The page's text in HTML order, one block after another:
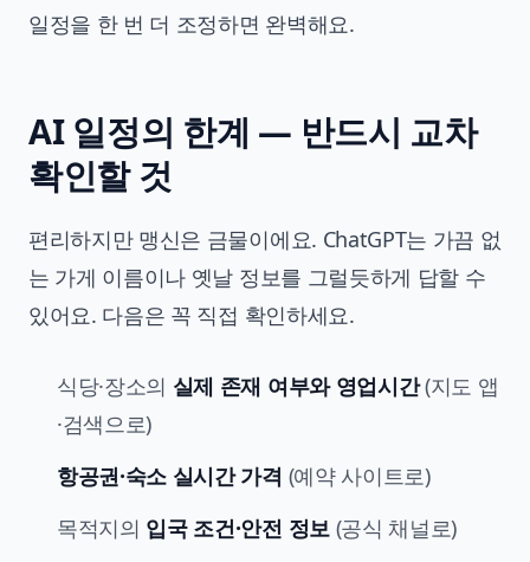
일정을 한 번 더 조정하면 완벽해요.
AI 일정의 한계 — 반드시 교차
확인할 것
편리하지만 맹신은 금물이에요. ChatGPT는 가끔 없
는 가게 이름이나 옛날 정보를 그럴듯하게 답할 수
있어요. 다음은 꼭 직접 확인하세요.
식당·장소의 실제 존재 여부와 영업시간(지도 앱
·검색으로)
항공권·숙소 실시간 가격 (예약 사이트로)
목적지의 입국 조건·안전 정보(공식 채널로)